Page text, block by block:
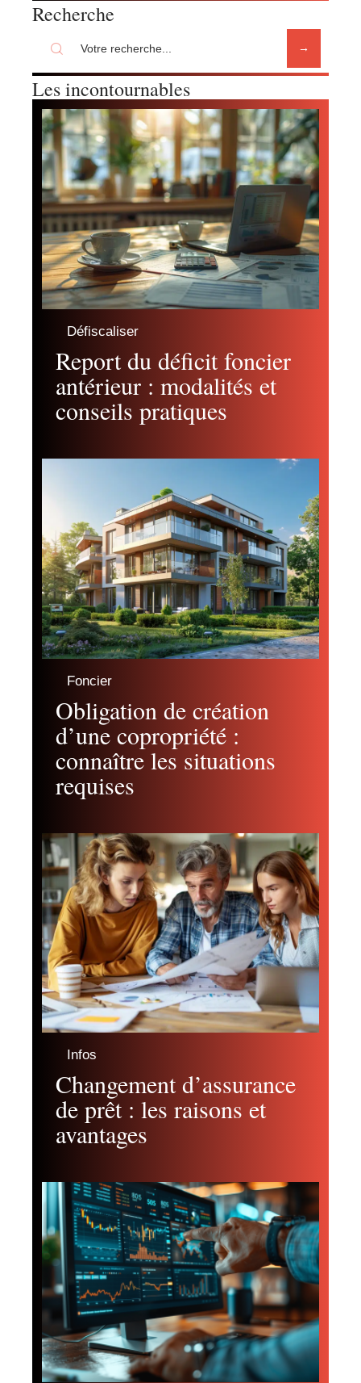
Recherche
Les incontournables
Défiscaliser
Report du déficit foncier
antérieur : modalités et
conseils pratiques
Foncier
Obligation de création
d’une copropriété :
connaître les situations
requises
Infos
Changement d’assurance
de prêt : les raisons et
avantages